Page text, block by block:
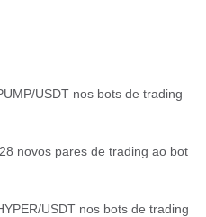
USDT nos bots de trading
novos pares de trading ao bot
USDT nos bots de trading